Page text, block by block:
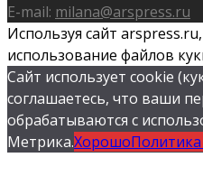
E-mail: milana@arspress.ru
Используя сайт
использование файлов
Сайт использует cookie
соглашаетесь, что ваши
обрабатываются с
Метрика.Хорошо